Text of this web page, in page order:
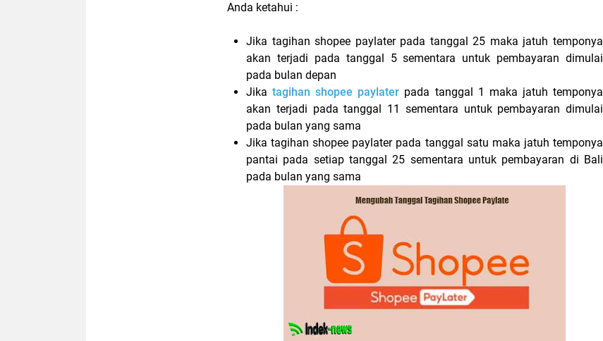
Anda ketahui :
Jika tagihan shopee paylater pada tanggal 25 maka jatuh temponya
akan terjadi pada tanggal 5 sementara untuk pembayaran dimulai
pada bulan depan
Jikatagihan shopee paylater pada tanggal 1 maka jatuh temponya
akan terjadi pada tanggal 11 sementara untuk pembayaran dimulai
pada bulan yang sama
Jika tagihan shopee paylater pada tanggal satu maka jatuh temponya
pantai pada setiap tanggal 25 sementara untuk pembayaran di Bali
pada bulan yang sama